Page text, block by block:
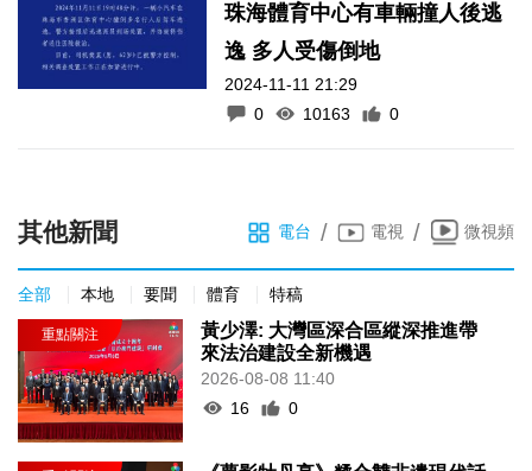
珠海體育中心有車輛撞人後逃
逸 多人受傷倒地
2024-11-11 21:29
0
10163 0
其他新聞 電台 / 電視 / 微視頻
全部 本地 要聞 體育 特稿
黃少澤: 大灣區深合區縱深推進帶
來法治建設全新機遇
2026-08-08 11:40
16
0